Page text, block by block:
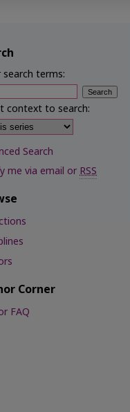
search terms:
context to search:
Search
me via email orRSS
Corner
FAQ